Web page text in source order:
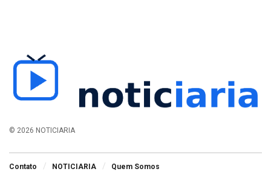
© 2026 NOTICIARIA
Contato NOTICIARIA Quem Somos